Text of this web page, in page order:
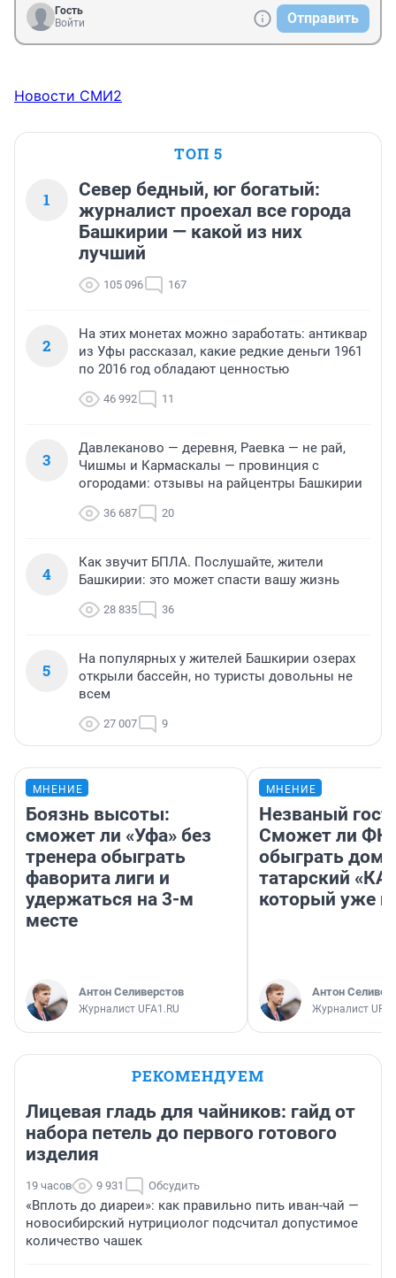
Гость
Войти
Отправить
Новости СМИ2
ТОП 5
1
Север бедный, юг богатый:
журналист проехал все города
Башкирии — какой из них
лучший
105 096 167
2
На этих монетах можно заработать: антиквар
из Уфы рассказал, какие редкие деньги 1961
по 2016 год обладают ценностью
46 992 11
3
Давлеканово — деревня, Раевка — не рай,
Чишмы и Кармаскалы — провинция с
огородами: отзывы на райцентры Башкирии
36 687 20
4
Как звучит БПЛА. Послушайте, жители
Башкирии: это может спасти вашу жизнь
28 835 36
5
На популярных у жителей Башкирии озерах
открыли бассейн, но туристы довольны не
всем
27 007 9
МНЕНИЕ
Боязнь высоты:
сможет ли «Уфа» без
тренера обыграть
фаворита лиги и
удержаться на 3-м
месте
Антон Селиверстов
Журналист UFA1.RU
МНЕНИЕ
Незваный
Сможет ли ФК
обыграть дома
татарский
который уже
Антон
Журналист
РЕКОМЕНДУЕМ
Лицевая гладь для чайников: гайд от
набора петель до первого готового
изделия
19 часов 9 931 Обсудить
«Вплоть до диареи»: как правильно пить иван-чай —
новосибирский нутрициолог подсчитал допустимое
количество чашек